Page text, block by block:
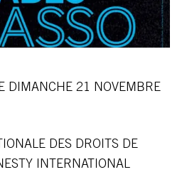
DIMANCHE 21 NOVEMBRE
DES DROITS DE
INTERNATIONAL